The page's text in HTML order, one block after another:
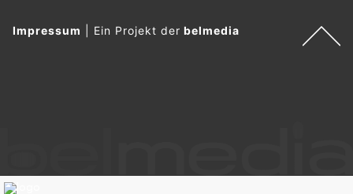
Impressum Ein Projekt derbelmedia